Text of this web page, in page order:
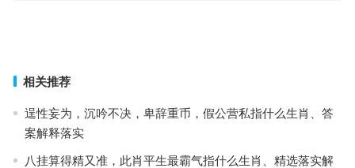
相关推荐
逞性妄为，沉吟不决，卑辞重币，假公营私指什么生肖、答
案解释落实
八挂算得精又准，此肖平生最霸气指什么生肖、精选落实解